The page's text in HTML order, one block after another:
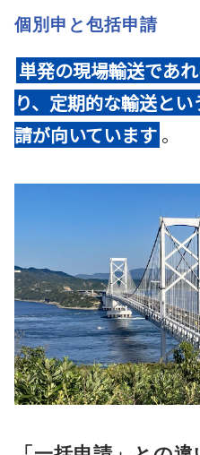
個別申と包括申請
単発の現場輸送であ
り、定期的な輸送と
請が向いています 。